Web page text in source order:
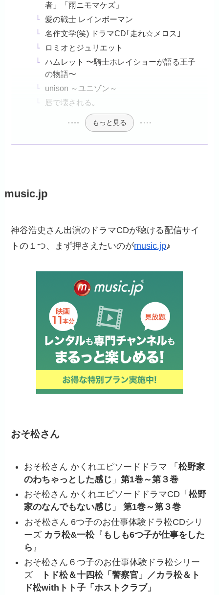
者」「雨ニモマケズ」
愛の戦士 レインボーマン
名作文学(笑) ドラマCD｢走れ☆メロス｣
ロミオとジュリエット
ハムレット 〜騎士ホレイショーが語る王子
の物語〜
unison ～ユニゾン～
唇で壊される｡
もっと見る
music.jp
神谷浩史さん出演のドラマCDが聴ける配信サイ
トの１つ、まず押さえたいのがmusic.jp♪
おそ松さん
おそ松さん かくれエピソードドラマ 「松野家
のわちゃっとした感じ 」第1巻～第３巻
おそ松さん かくれエピソードドラマCD「松野
家のなんでもない感じ 」第1巻～第３巻
おそ松さん 6つ子のお仕事体験ドラ松CDシリ
ーズ カラ松&一松『 もしも6つ子が仕事をした
ら 』
おそ松さん６つ子のお仕事体験ドラ松シリー
ズ
トド松＆十四松「警察官」／カラ松＆ト
ド松withトト子「ホストクラブ」